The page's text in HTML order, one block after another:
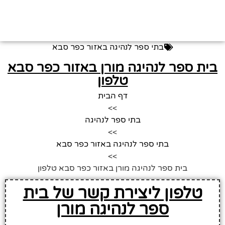
בתי ספר לנהיגה באזור כפר סבא
בית ספר לנהיגה מורן באזור כפר סבא
טלפון
דף הבית
>>
בתי ספר לנהיגה
>>
בתי ספר לנהיגה באזור כפר סבא
>>
בית ספר לנהיגה מורן באזור כפר סבא טלפון
טלפון ליצירת קשר של בית
ספר לנהיגה מורן